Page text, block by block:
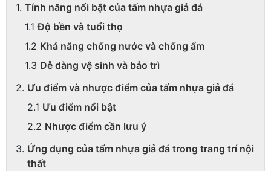
Tính năng nổi bật của tấm nhựa giả đá
Độ bền và tuổi thọ
Khả năng chống nước và chống ẩm
Dễ dàng vệ sinh và bảo trì
Ưu điểm và nhược điểm của tấm nhựa giả đá
Ưu điểm nổi bật
Nhược điểm cần lưu ý
Ứng dụng của tấm nhựa giả đá trong trang trí nội
thất